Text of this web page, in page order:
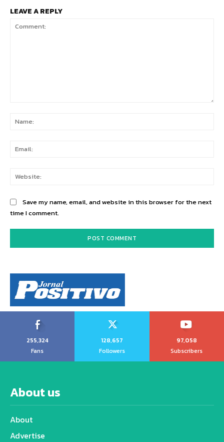
LEAVE A REPLY
Save my name, email, and website in this browser for the next
time I comment.
255,324
Fans
128,657
Followers
97,058
Subscribers
About us
About
Advertise